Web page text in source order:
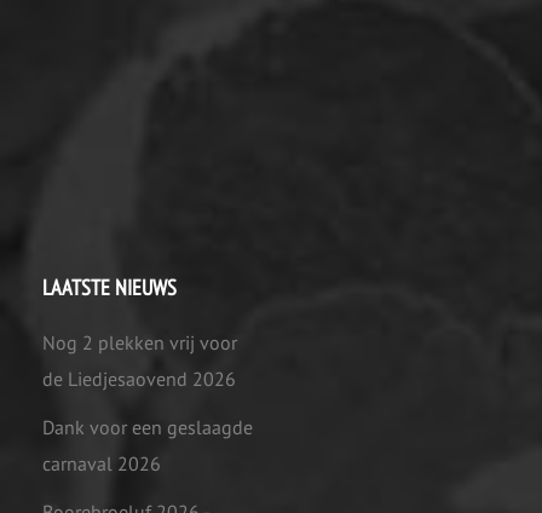
LAATSTE NIEUWS
Nog 2 plekken vrij voor
de Liedjesaovend 2026
Dank voor een geslaagde
carnaval 2026